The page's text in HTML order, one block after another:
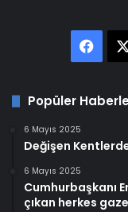
Popüler
6 Mayıs 2025
Değişen
6 Mayıs 2025
Cumhurbaşkanı
çıkan herkes